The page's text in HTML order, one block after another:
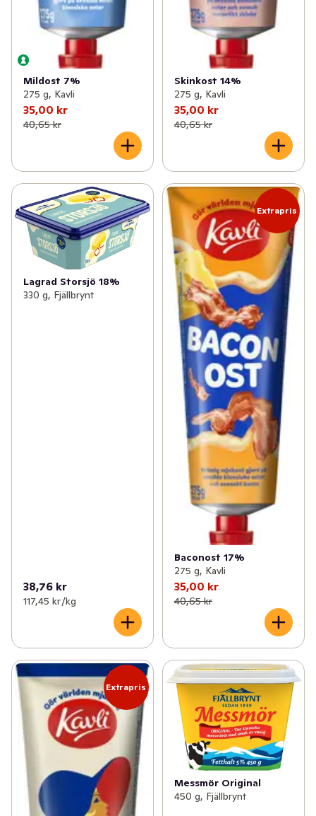
Mildost 7%
275 g, Kavli
35,00 kr
40,65 kr
Skinkost 14%
275 g, Kavli
35,00 kr
40,65 kr
Lagrad Storsjö 18%
330 g, Fjällbrynt
38,76 kr
117,45 kr /kg
Extrapris
Baconost 17%
275 g, Kavli
35,00 kr
40,65 kr
Extrapris
Messmör Original
450 g, Fjällbrynt